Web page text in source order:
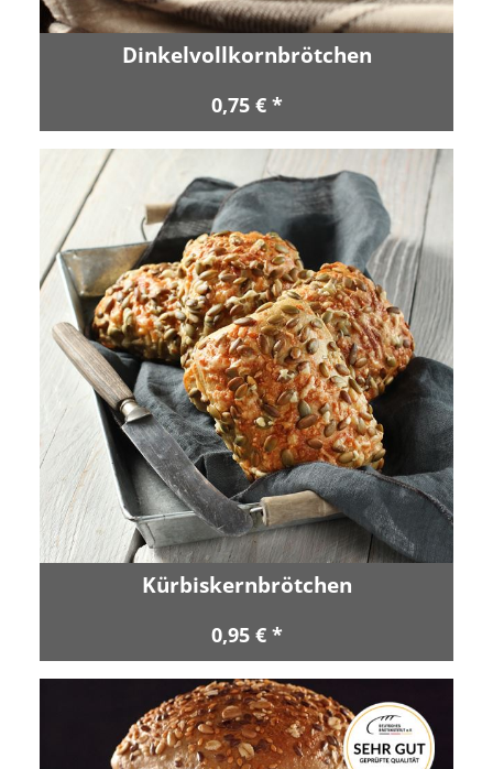
Dinkelvollkornbrötchen
0,75 € *
Kürbiskernbrötchen
0,95 € *